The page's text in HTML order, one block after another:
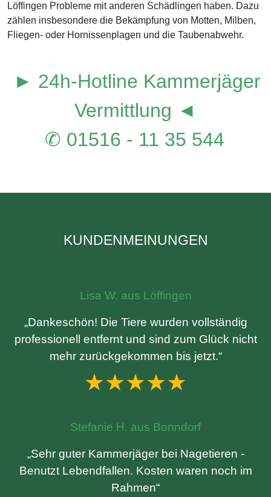
Löffingen Probleme mit anderen Schädlingen haben. Dazu
zählen insbesondere die Bekämpfung von Motten, Milben,
Fliegen- oder Hornissenplagen und die Taubenabwehr.
► 24h-Hotline Kammerjäger
Vermittlung ◄
✆ 01516 - 11 35 544
KUNDENMEINUNGEN
Lisa W. aus Löffingen
„Dankeschön! Die Tiere wurden vollständig
professionell entfernt und sind zum Glück nicht
mehr zurückgekommen bis jetzt.“
★★★★★
Stefanie H. aus Bonndorf
„Sehr guter Kammerjäger bei Nagetieren -
Benutzt Lebendfallen. Kosten waren noch im
Rahmen“